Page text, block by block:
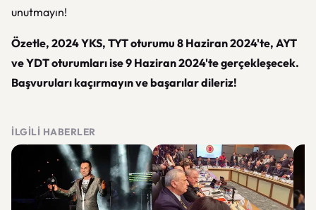
unutmayın!
Özetle, 2024 YKS, TYT oturumu 8 Haziran 2024'te, AYT
ve YDT oturumları ise 9 Haziran 2024'te gerçekleşecek.
Başvuruları kaçırmayın ve başarılar dileriz!
İLGILI HABERLER